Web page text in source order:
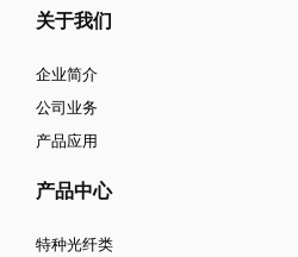
关于我们
企业简介
公司业务
产品应用
产品中心
特种光纤类